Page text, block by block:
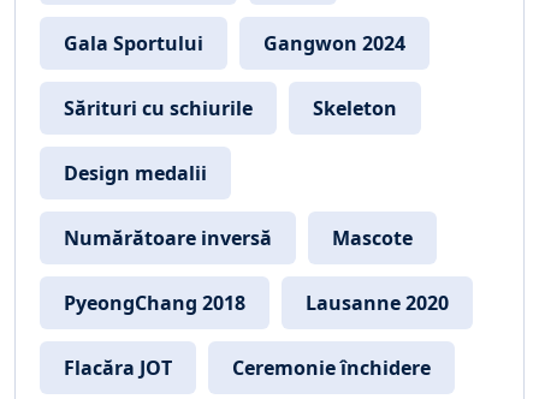
Gala Sportului Gangwon 2024
Sărituri cu schiurile Skeleton
Design medalii
Numărătoare inversă Mascote
PyeongChang 2018 Lausanne 2020
Flacăra JOT Ceremonie închidere